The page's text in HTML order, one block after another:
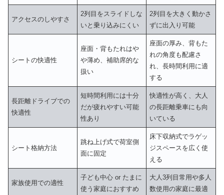
アクセスのしやすさ
2列目をスライドしな
いと乗り込みにくい
2列目を大きく動かさ
ずに出入り可能
シートの快適性
座面・背もたれはや
や薄め、補助席的な
扱い
座面の厚み、背もた
れの角度も配慮さ
れ、長時間利用に適
する
長距離ドライブでの
快適性
短時間利用には十分
だが疲れやすい可能
性あり
快適性が高く、大人
の長距離乗車にも向
いている
シート格納方法
跳ね上げ式で荷室側
面に固定
床下収納式でラゲッ
ジスペースを広く使
える
家族使用での適性
子ども中心 or たまに
使う家庭におすすめ
大人3列目常用や多人
数使用の家庭に最適